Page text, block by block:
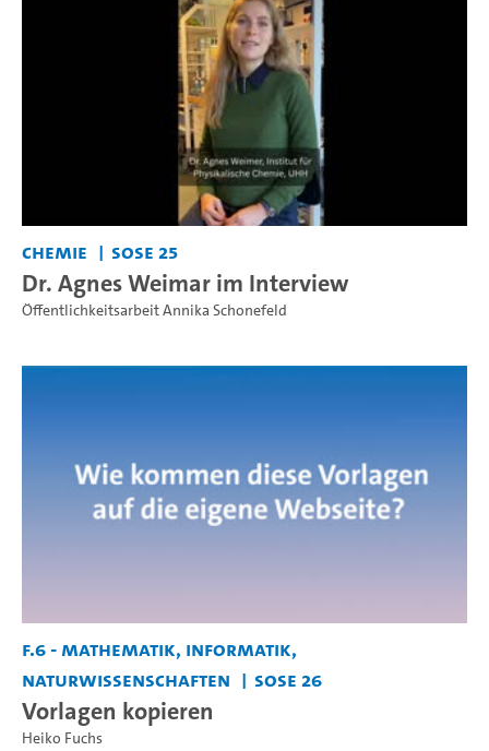
Chemie SoSe 25
Dr. Agnes Weimar im Interview
Öffentlichkeitsarbeit Annika Schonefeld
F.6 - Mathematik, Informatik,
Naturwissenschaften
SoSe 26
Vorlagen kopieren
Heiko Fuchs